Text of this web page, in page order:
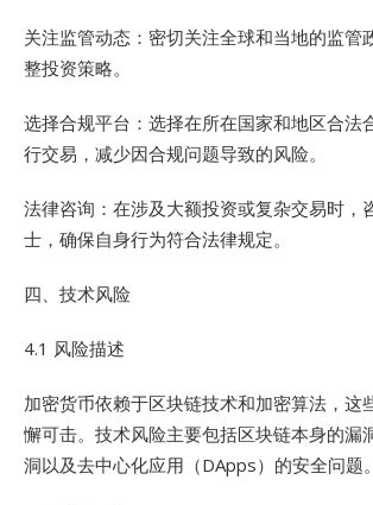
关注监管动态：密切关注全球和当地的监管
整投资策略。
选择合规平台：选择在所在国家和地区合法
行交易，减少因合规问题导致的风险。
法律咨询：在涉及大额投资或复杂交易时，
士，确保自身行为符合法律规定。
四、技术风险
4.1 风险描述
加密货币依赖于区块链技术和加密算法，这
懈可击。技术风险主要包括区块链本身的漏
洞以及去中心化应用（DApps）的安全问题。